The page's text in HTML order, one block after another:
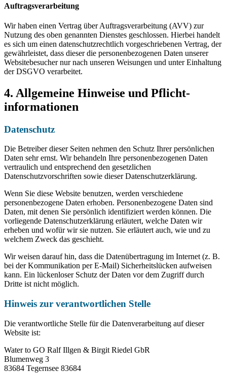
Auftragsverarbeitung
Wir haben einen Vertrag über Auftragsverarbeitung (AVV) zur
Nutzung des oben genannten Dienstes geschlossen. Hierbei handelt
es sich um einen datenschutzrechtlich vorgeschriebenen Vertrag, der
gewährleistet, dass dieser die personenbezogenen Daten unserer
Websitebesucher nur nach unseren Weisungen und unter Einhaltung
der DSGVO verarbeitet.
4. Allgemeine Hinweise und Pflicht­
informationen
Datenschutz
Die Betreiber dieser Seiten nehmen den Schutz Ihrer persönlichen
Daten sehr ernst. Wir behandeln Ihre personenbezogenen Daten
vertraulich und entsprechend den gesetzlichen
Datenschutzvorschriften sowie dieser Datenschutzerklärung.
Wenn Sie diese Website benutzen, werden verschiedene
personenbezogene Daten erhoben. Personenbezogene Daten sind
Daten, mit denen Sie persönlich identifiziert werden können. Die
vorliegende Datenschutzerklärung erläutert, welche Daten wir
erheben und wofür wir sie nutzen. Sie erläutert auch, wie und zu
welchem Zweck das geschieht.
Wir weisen darauf hin, dass die Datenübertragung im Internet (z. B.
bei der Kommunikation per E-Mail) Sicherheitslücken aufweisen
kann. Ein lückenloser Schutz der Daten vor dem Zugriff durch
Dritte ist nicht möglich.
Hinweis zur verantwortlichen Stelle
Die verantwortliche Stelle für die Datenverarbeitung auf dieser
Website ist:
Water to GO Ralf Illgen & Birgit Riedel GbR
Blumenweg 3
83684 Tegernsee 83684